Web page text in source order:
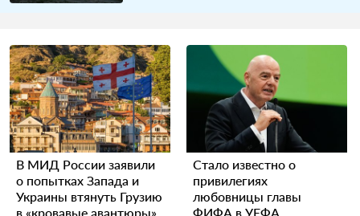
В МИД России заявили
о попытках Запада и
Украины втянуть Грузию
в «кровавые авантюры»
Стало известно о
привилегиях
любовницы главы
ФИФА в УЕФА